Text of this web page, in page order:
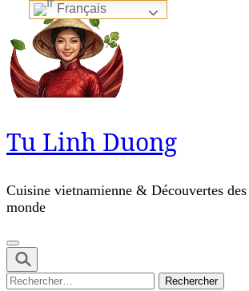
content
(Press
Enter)
Tu Linh Duong
Cuisine vietnamienne & Découvertes des
monde
Rechercher :
Français